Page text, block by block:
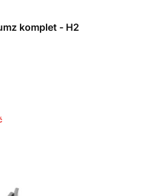
komplet - H2